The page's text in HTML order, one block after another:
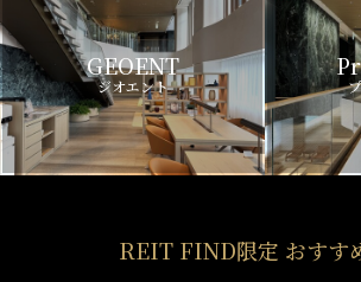
GEOENT
ジオエント
REIT FIND限定 おすす